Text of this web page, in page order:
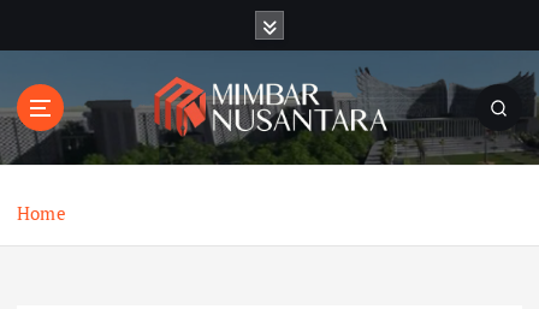
t
o
Home